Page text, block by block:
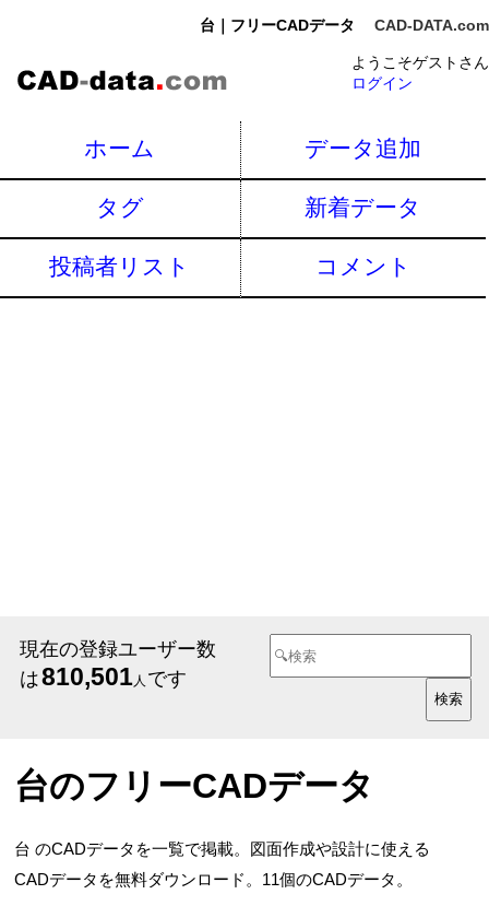
台｜フリーCADデータ CAD-DATA.com
ようこそゲストさん
ログイン
ホーム データ追加
タグ 新着データ
投稿者リスト コメント
現在の登録ユーザー数
は810,501人 です
台のフリーCADデータ
台 のCADデータを一覧で掲載。図面作成や設計に使える
CADデータを無料ダウンロード。11個のCADデータ。